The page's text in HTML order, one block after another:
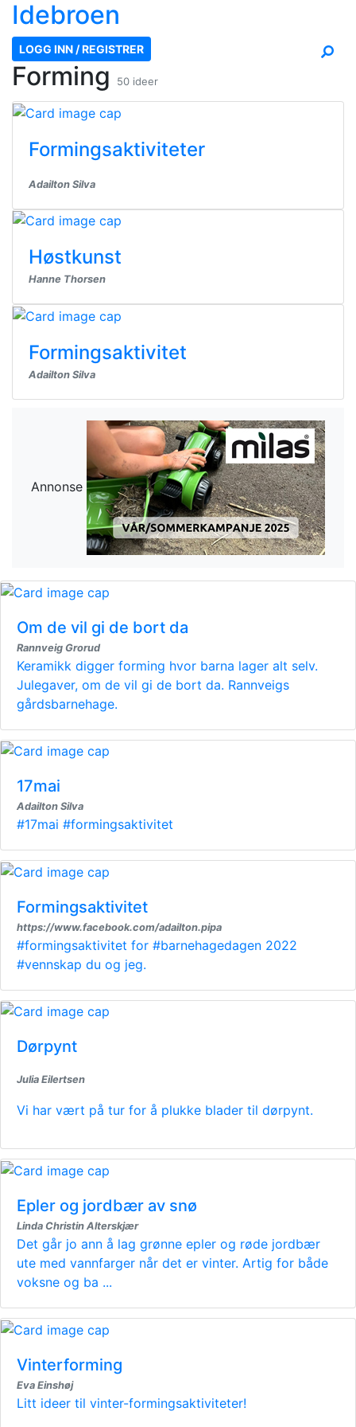
Idebroen
LOGG INN / REGISTRER
Forming 50 ideer
Formingsaktiviteter
Adailton Silva
Høstkunst
Hanne Thorsen
Formingsaktivitet
Adailton Silva
Annonse
Om de vil gi de bort da
Rannveig Grorud
Keramikk digger forming hvor barna lager alt selv.
Julegaver, om de vil gi de bort da. Rannveigs
gårdsbarnehage.
17mai
Adailton Silva
#17mai #formingsaktivitet
Formingsaktivitet
https://www.facebook.com/adailton.pipa
#formingsaktivitet for #barnehagedagen 2022
#vennskap du og jeg.
Dørpynt
Julia Eilertsen
Vi har vært på tur for å plukke blader til dørpynt.
Epler og jordbær av snø
Linda Christin Alterskjær
Det går jo ann å lag grønne epler og røde jordbær
ute med vannfarger når det er vinter. Artig for både
voksne og ba ...
Vinterforming
Eva Einshøj
Litt ideer til vinter-formingsaktiviteter!